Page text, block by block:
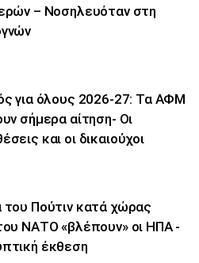
– Νοσηλευόταν στη
για όλους 2026-27: Τα ΑΦΜ
σήμερα αίτηση- Οι
και οι δικαιούχοι
Πούτιν κατά χώρας
ΝΑΤΟ «βλέπουν» οι ΗΠΑ -
έκθεση